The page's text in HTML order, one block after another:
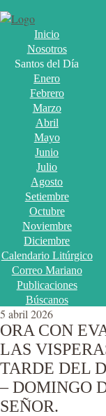
Inicio
Nosotros
Santos del Día
Enero
Febrero
Marzo
Abril
Mayo
Junio
Julio
Agosto
Setiembre
Octubre
Noviembre
Diciembre
Calendario Litúrgico
Correo Mariano
Publicaciones
Búscanos
5 abril 2026
ORA CON
LAS
TARDE DEL
– DOMINGO
SEÑOR.